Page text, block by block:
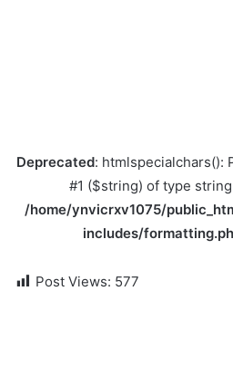
Deprecated: htmlspecialchars():
#1 ($string) of type
/home/ynvicrxv1075/
includes/
Post Views: 577